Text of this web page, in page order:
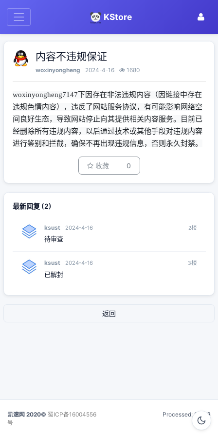
KStore
内容不违规保证
woxinyongheng 2024-4-16 1680
woxinyongheng7147下因存在非法违规内容（因链接中存在
违规色情内容），违反了网站服务协议，有可能影响网络空
间良好生态，导致网站停止向其提供相关内容服务。目前已
经删除所有违规内容，以后通过技术或其他手段对违规内容
进行鉴别和拦截，确保不再出现违规信息，否则永久封禁。
收藏 0
最新回复(2)
ksust 2024-4-16 2楼
待审查
ksust 2024-4-16 3楼
已解封
返回
凯速网 2020© 蜀ICP备16004556
号
Processed:0.016